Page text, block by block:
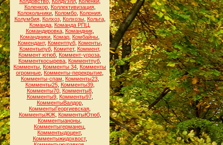
Коленкор, Коллективизация,
Колокольчики Коломбо Колония
Колумбия, Колхоз, Колхозы, Кольта,
Команда, Команда РПЦ
Командировка, Командник,
Командники Комар Комбайны
Комендант, Коментпуб, Коменты,
Коментыпуб, Комитет, Коммент,
Коммент ютюб Коммент-угроза
Комменткосырева Комментпуб
Комменты Комменты 34 Комменты
огромные Комменты-перекрытие
Комменты-спам
Комменты23,
Комменты25, Комменты39,
Комменты70, Комменты8,
Комменты9, Комменты97,
КомментыВалдор,
КомментыГеоргиевская
КомментыЖЖ, КомментыЮтюб,
Комментыаноны
Комментыгерманец
Комментыдоцент,
Комментыжидохвост,